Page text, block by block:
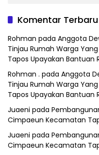
Komentar Terbaru
Rohman pada Anggota
Tinjau Rumah Warga
Tapos Upayakan Bantuan
Rohman . pada Anggota
Tinjau Rumah Warga
Tapos Upayakan Bantuan
Juaeni pada
Cimpaeun Kecamatan
Juaeni pada
Cimpaeun Kecamatan